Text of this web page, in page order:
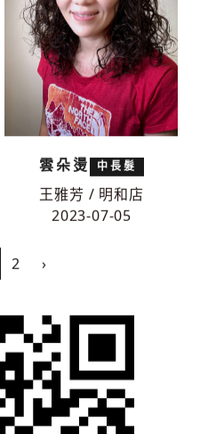
雲朵燙 中長髮
王雅芳 / 明和店